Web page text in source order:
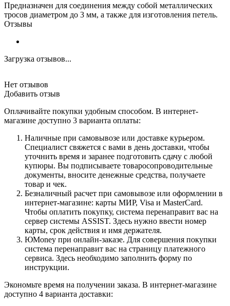
Предназначен для соединения между собой металлических
тросов диаметром до 3 мм, а также для изготовления петель.
Отзывы
Загрузка отзывов...
Нет отзывов
Добавить отзыв
Оплачивайте покупки удобным способом. В интернет-
магазине доступно 3 варианта оплаты:
Наличные при самовывозе или доставке курьером.
Специалист свяжется с вами в день доставки, чтобы
уточнить время и заранее подготовить сдачу с любой
купюры. Вы подписываете товаросопроводительные
документы, вносите денежные средства, получаете
товар и чек.
Безналичный расчет при самовывозе или оформлении в
интернет-магазине: карты МИР, Visa и MasterCard.
Чтобы оплатить покупку, система перенаправит вас на
сервер системы ASSIST. Здесь нужно ввести номер
карты, срок действия и имя держателя.
ЮMoney при онлайн-заказе. Для совершения покупки
система перенаправит вас на страницу платежного
сервиса. Здесь необходимо заполнить форму по
инструкции.
Экономьте время на получении заказа. В интернет-магазине
доступно 4 варианта доставки: